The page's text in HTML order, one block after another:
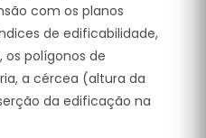
com os planos
de edificabilidade,
os polígonos de
a cércea (altura da
da edificação na